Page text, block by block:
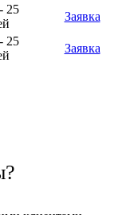
25
Заявка
25
Заявка